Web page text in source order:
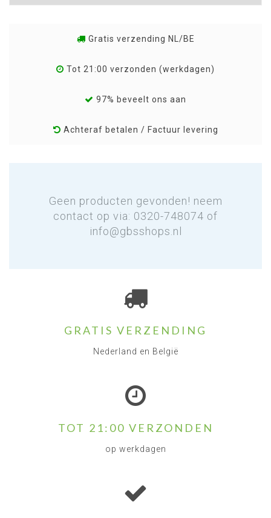
Gratis verzending NL/BE
Tot 21:00 verzonden (werkdagen)
97% beveelt ons aan
Achteraf betalen / Factuur levering
Geen producten gevonden! neem
contact op via: 0320-748074 of
info@gbsshops.nl
GRATIS VERZENDING
Nederland en België
TOT 21:00 VERZONDEN
op werkdagen